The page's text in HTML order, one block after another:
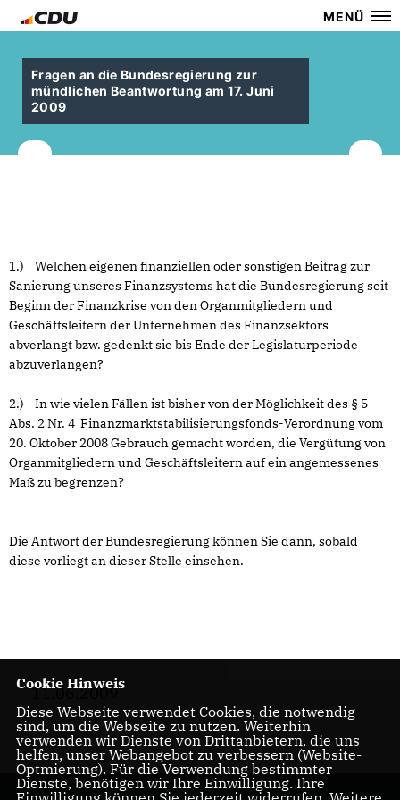
MENÜ
Fragen an die Bundesregierung zur
mündlichen Beantwortung am 17. Juni
2009
1.) Welchen eigenen finanziellen oder sonstigen Beitrag zur
Sanierung unseres Finanzsystems hat die Bundesregierung seit
Beginn der Finanzkrise von den Organmitgliedern und
Geschäftsleitern der Unternehmen des Finanzsektors
abverlangt bzw. gedenkt sie bis Ende der Legislaturperiode
abzuverlangen?
2.) In wie vielen Fällen ist bisher von der Möglichkeit des § 5
Abs. 2 Nr. 4 Finanzmarktstabilisierungsfonds-Verordnung vom
20. Oktober 2008 Gebrauch gemacht worden, die Vergütung von
Organmitgliedern und Geschäftsleitern auf ein angemessenes
Maß zu begrenzen?
Die Antwort der Bundesregierung können Sie dann, sobald
diese vorliegt an dieser Stelle einsehen.
11.06.2009
Cookie Hinweis
Diese Webseite verwendet Cookies, die notwendig
sind, um die Webseite zu nutzen. Weiterhin
verwenden wir Dienste von Drittanbietern, die uns
helfen, unser Webangebot zu verbessern (Website-
Optmierung). Für die Verwendung bestimmter
Dienste, benötigen wir Ihre Einwilligung. Ihre